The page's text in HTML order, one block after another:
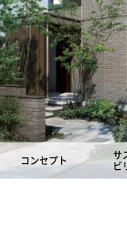
コンセプト サ
ビ